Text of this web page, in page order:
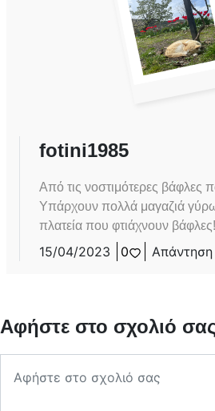
fotini1985
Από τις νοστιμότερες βάφλες
Υπάρχουν πολλά μαγαζιά
πλατεία που φτιάχνουν
15/04/2023 0 Απάντηση
Αφήστε στο σχολιό